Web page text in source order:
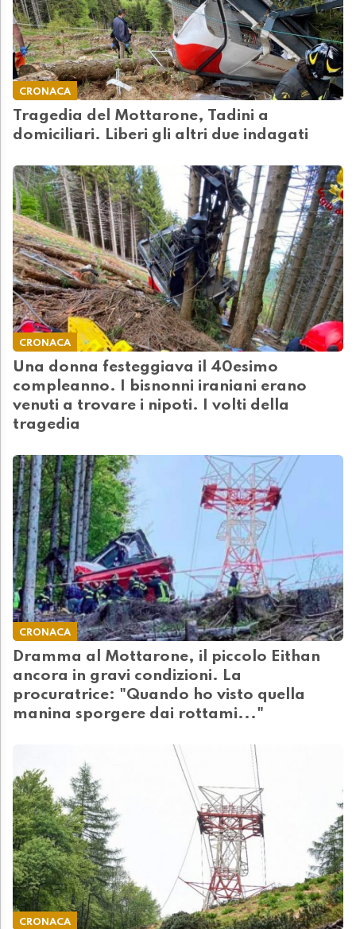
CRONACA
Tragedia del Mottarone, Tadini a
domiciliari. Liberi gli altri due indagati
CRONACA
Una donna festeggiava il 40esimo
compleanno. I bisnonni iraniani erano
venuti a trovare i nipoti. I volti della
tragedia
CRONACA
Dramma al Mottarone, il piccolo Eithan
ancora in gravi condizioni. La
procuratrice: "Quando ho visto quella
manina sporgere dai rottami..."
CRONACA